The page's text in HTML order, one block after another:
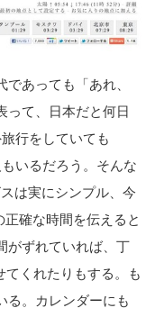
あっても「あれ、
って、日本だと何日
行をしていても
いるだろう。そんな
は実にシンプル、今
確な時間を伝えると
がずれていれば、丁
くれたりもする。も
る。カレンダーにも